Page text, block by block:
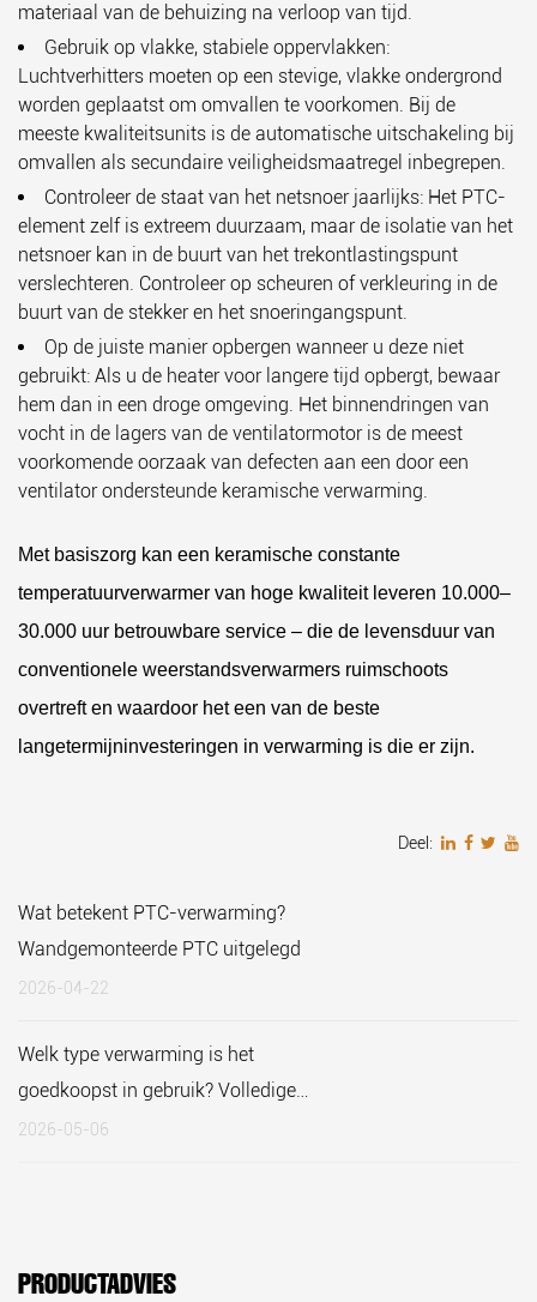
materiaal van de behuizing na verloop van tijd.
Gebruik op vlakke, stabiele oppervlakken:
Luchtverhitters moeten op een stevige, vlakke ondergrond
worden geplaatst om omvallen te voorkomen. Bij de
meeste kwaliteitsunits is de automatische uitschakeling bij
omvallen als secundaire veiligheidsmaatregel inbegrepen.
Controleer de staat van het netsnoer jaarlijks: Het PTC-
element zelf is extreem duurzaam, maar de isolatie van het
netsnoer kan in de buurt van het trekontlastingspunt
verslechteren. Controleer op scheuren of verkleuring in de
buurt van de stekker en het snoeringangspunt.
Op de juiste manier opbergen wanneer u deze niet
gebruikt: Als u de heater voor langere tijd opbergt, bewaar
hem dan in een droge omgeving. Het binnendringen van
vocht in de lagers van de ventilatormotor is de meest
voorkomende oorzaak van defecten aan een door een
ventilator ondersteunde keramische verwarming.
Met basiszorg kan een keramische constante
temperatuurverwarmer van hoge kwaliteit leveren 10.000–
30.000 uur betrouwbare service – die de levensduur van
conventionele weerstandsverwarmers ruimschoots
overtreft en waardoor het een van de beste
langetermijninvesteringen in verwarming is die er zijn.
Deel:
Wat betekent PTC-verwarming?
Wandgemonteerde PTC uitgelegd
2026-04-22
Welk type verwarming is het
goedkoopst in gebruik? Volledige
gids
2026-05-06
PRODUCTADVIES